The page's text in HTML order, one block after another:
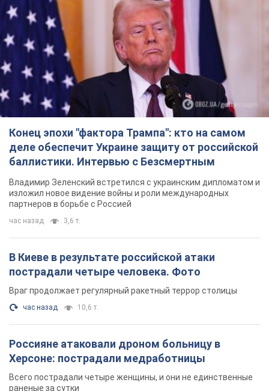
Конец эпохи "фактора Трампа": кто на самом
деле обеспечит Украине защиту от российской
баллистики. Интервью с Безсмертным
Владимир Зеленский встретился с украинским дипломатом и
изложил новое видение войны и роли международных
партнеров в борьбе с Россией
час назад 3,6 т.
В Киеве в результате российской атаки
пострадали четыре человека. Фото
Враг продолжает регулярный ракетный террор столицы
час назад 10,6 т.
Россияне атаковали дроном больницу в
Херсоне: пострадали медработницы
Всего пострадали четыре женщины, и они не единственные
раненые за сутки